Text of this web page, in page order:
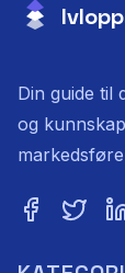
Din guide til
og